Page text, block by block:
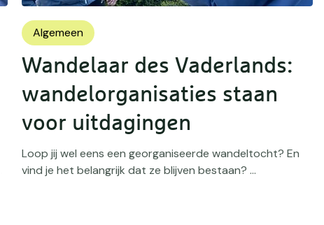
Algemeen
Wandelaar des Vaderlands:
wandelorganisaties staan
voor uitdagingen
Loop jij wel eens een georganiseerde wandeltocht? En
vind je het belangrijk dat ze blijven bestaan? ...